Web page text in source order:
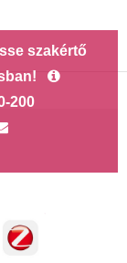
szakértő
200